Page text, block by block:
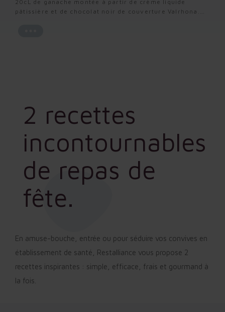
20cL de ganache montée à partir de crème liquide
pâtissière et de chocolat noir de couverture Valrhona.…
20cL de ganache montée à partir de crème liquide
pâtissière et de chocolat noir de couverture Valrhona.…
20cL de ganache montée à partir de crème liquide
pâtissière et de chocolat noir de couverture Valrhona.…
2 recettes
incontournables
de repas de
fête.
En amuse-bouche, entrée ou pour séduire vos convives en
établissement de santé, Restalliance vous propose 2
recettes inspirantes : simple, efficace, frais et gourmand à
la fois.